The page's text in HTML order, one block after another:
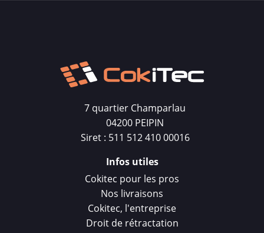
7 quartier Champarlau
04200 PEIPIN
Siret : 511 512 410 00016
Infos utiles
Cokitec pour les pros
Nos livraisons
Cokitec, l'entreprise
Droit de rétractation